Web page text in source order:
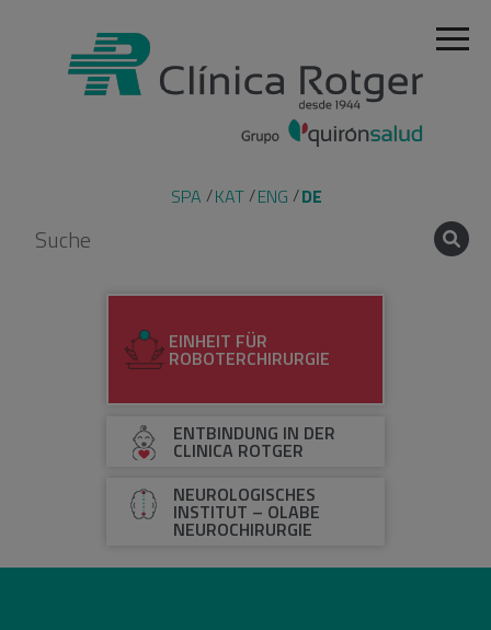
SPA KAT ENG DE
EINHEIT FÜR
ROBOTERCHIRURGIE
ENTBINDUNG IN DER
CLINICA ROTGER
NEUROLOGISCHES
INSTITUT – OLABE
NEUROCHIRURGIE